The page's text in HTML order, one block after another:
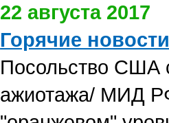
22 августа 2017
Горячие новости
Посольство США
ажиотажа/ МИД